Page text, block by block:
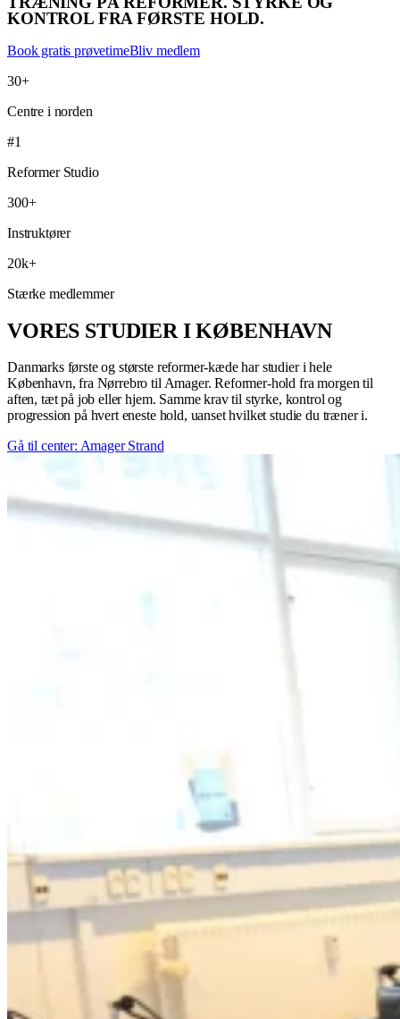
KONTROL FRA FØRSTE HOLD.
Book gratis prøvetimeBliv medlem
30+
Centre i norden
#1
Reformer Studio
300+
Instruktører
20k+
Stærke medlemmer
VORES STUDIER I KØBENHAVN
Danmarks første og største reformer-kæde har studier i hele
København, fra Nørrebro til Amager. Reformer-hold fra morgen til
aften, tæt på job eller hjem. Samme krav til styrke, kontrol og
progression på hvert eneste hold, uanset hvilket studie du træner i.
Gå til center: Amager Strand